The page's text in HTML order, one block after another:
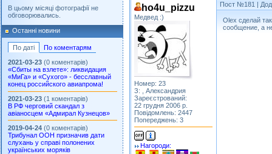
В цьому місяці фотографії не
обговорювались.
Останні новини
По даті
По коментарям
2021-03-23 (0 коментарів)
«Сбиты на взлете»: ликвидация
«МиГа» и «Сухого» - бесславный
конец российского авиапрома!
2021-03-23 (1 коментарів)
В РФ черговий скандал з
авіаносцем «Адмирал Кузнецов»
2019-04-24 (0 коментарів)
Трибунал ООН призначив дати
слухань у справі полонених
українських моряків
ho4u_pizzu
Медвед :)
Номер: 23
З: , Александрия
Зареєстрований:
22 грудня 2006 р.
Повідомлень: 2447
Попереджень: 3
Нагороди:
Пост №181 |
Olex сделай
сообщение, а